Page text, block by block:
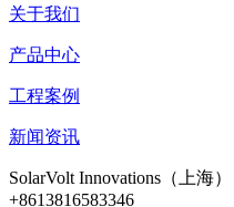
关于我们
产品中心
工程案例
新闻资讯
SolarVolt Innovations（上海）
+8613816583346